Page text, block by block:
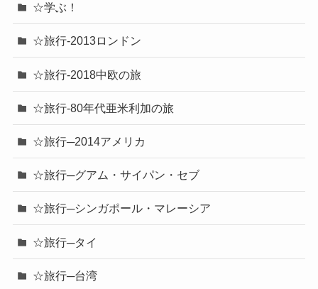
☆学ぶ！
☆旅行-2013ロンドン
☆旅行-2018中欧の旅
☆旅行-80年代亜米利加の旅
☆旅行─2014アメリカ
☆旅行─グアム・サイパン・セブ
☆旅行─シンガポール・マレーシア
☆旅行─タイ
☆旅行─台湾